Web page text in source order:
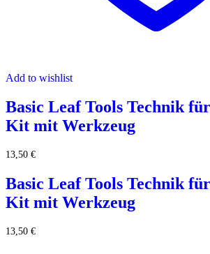
Add to wishlist
Basic Leaf Tools Technik
Kit mit Werkzeug
13,50 €
Basic Leaf Tools Technik
Kit mit Werkzeug
13,50 €